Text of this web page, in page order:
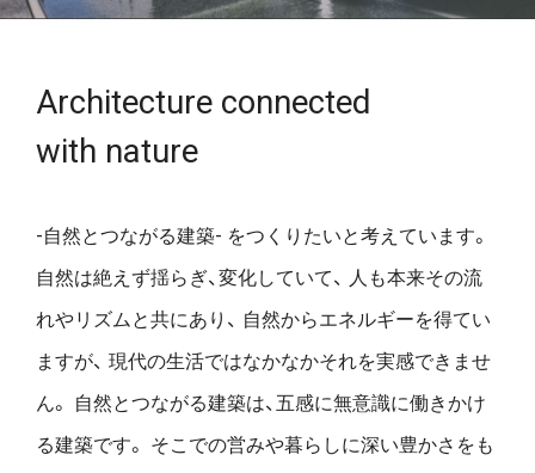
Architecture connected
with nature
-自然とつながる建築- をつくりたいと考えています。
自然は絶えず揺らぎ、変化していて、
人も本来その流
れやリズムと共にあり、 自然からエネルギーを得てい
ますが、 現代の生活ではなかなかそれを実感できませ
ん。
自然とつながる建築は、五感に無意識に働きかけ
る建築です。 そこでの営みや暮らしに深い豊かさをも